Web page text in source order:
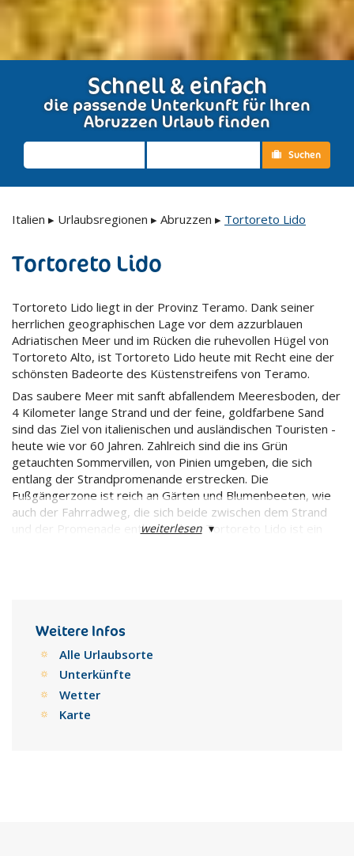
Schnell & einfach
die passende Unterkunft für Ihren
Abruzzen Urlaub finden
Suchen
Italien ▸ Urlaubsregionen ▸ Abruzzen ▸ Tortoreto Lido
Tortoreto Lido
Tortoreto Lido liegt in der Provinz Teramo. Dank seiner
herrlichen geographischen Lage vor dem azzurblauen
Adriatischen Meer und im Rücken die ruhevollen Hügel von
Tortoreto Alto, ist Tortoreto Lido heute mit Recht eine der
schönsten Badeorte des Küstenstreifens von Teramo.
Das saubere Meer mit sanft abfallendem Meeresboden, der
4 Kilometer lange Strand und der feine, goldfarbene Sand
sind das Ziel von italienischen und ausländischen Touristen -
heute wie vor 60 Jahren. Zahlreich sind die ins Grün
getauchten Sommervillen, von Pinien umgeben, die sich
entlang der Strandpromenande erstrecken. Die
Fußgängerzone ist reich an Gärten und Blumenbeeten, wie
auch der Fahrradweg, die sich beide zwischen dem Strand
und der Promenade entlangziehen. Tortoreto Lido ist ein
weiterlesen▾
Weitere Infos
Alle Urlaubsorte
Unterkünfte
Wetter
Karte